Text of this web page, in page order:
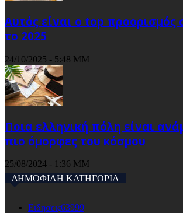
Αυτός είναι ο top
το 2025
24/10/2025 - 5:48 ΜΜ
Ποια ελληνική πόλη είναι
πιο όμορφες του κόσμου
25/08/2024 - 1:36 ΜΜ
ΔΗΜΟΦΙΛΗ ΚΑΤΗΓΟΡΙΑ
Ειδησεις63999